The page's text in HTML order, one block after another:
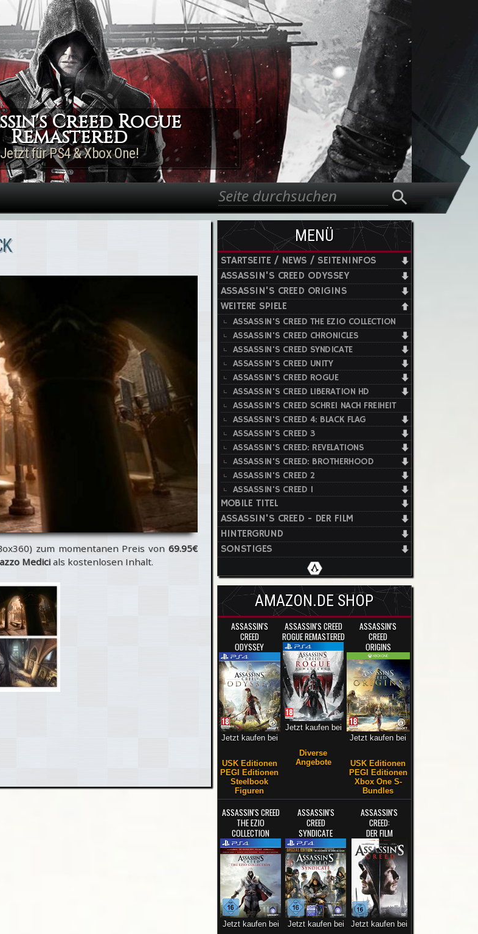
Direkt zum Inhalt
Creed Rogue
Remastered
Jetzt für PS4 & Xbox One!
Suchformular
Suche
zum momentanen Preis von 69.95€
Medicials kostenlosen Inhalt.
MENÜ
STARTSEITE / NEWS / SEITENINFOS
ASSASSIN'S CREED ODYSSEY
ASSASSIN'S CREED ORIGINS
WEITERE SPIELE
ASSASSIN'S CREED THE EZIO COLLECTION
ASSASSIN'S CREED CHRONICLES
ASSASSIN'S CREED SYNDICATE
ASSASSIN'S CREED UNITY
ASSASSIN'S CREED ROGUE
ASSASSIN'S CREED LIBERATION HD
ASSASSIN'S CREED SCHREI NACH FREIHEIT
ASSASSIN'S CREED 4: BLACK FLAG
ASSASSIN'S CREED 3
ASSASSIN'S CREED: REVELATIONS
ASSASSIN'S CREED: BROTHERHOOD
ASSASSIN'S CREED 2
ASSASSIN'S CREED 1
MOBILE TITEL
ASSASSIN'S CREED - DER FILM
HINTERGRUND
SONSTIGES
AMAZON.DE SHOP
ASSASSIN'S
CREED
ODYSSEY
Jetzt kaufen bei
USK Editionen
PEGI Editionen
Steelbook
Figuren
ASSASSIN'S CREED
ROGUE REMASTERED
Jetzt kaufen bei
Diverse
Angebote
ASSASSIN'S
CREED
ORIGINS
Jetzt kaufen bei
USK Editionen
PEGI Editionen
Xbox One S-
Bundles
ASSASSIN'S CREED
THE EZIO
COLLECTION
Jetzt kaufen bei
ASSASSIN'S
CREED
SYNDICATE
Jetzt kaufen bei
ASSASSIN'S
CREED:
DER FILM
Jetzt kaufen bei